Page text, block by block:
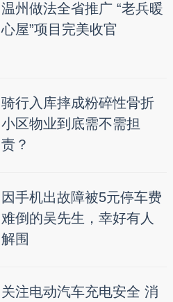
温州做法全省推广 “老兵暖
心屋”项目完美收官
骑行入库摔成粉碎性骨折
小区物业到底需不需担
责？
因手机出故障被5元停车费
难倒的吴先生，幸好有人
解围
关注电动汽车充电安全 消